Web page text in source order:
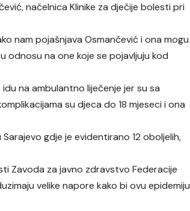
načelnica Klinike za dječije bolesti pri
nam pojašnjava Osmančević i ona mogu
odnosu na one koje se pojavljuju kod
na ambulantno liječenje jer su sa
su djeca do 18 mjeseci i ona
gdje je evidentirano 12 oboljelih,
Zavoda za javno zdravstvo Federacije
velike napore kako bi ovu epidemiju